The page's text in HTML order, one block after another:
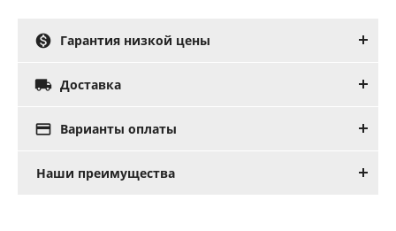
 Гарантия низкой цены
 Доставка
 Варианты оплаты
Наши преимущества